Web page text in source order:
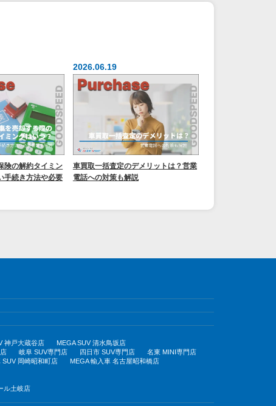
険の解約タイミン
手続き方法や必要
2026.06.19
車買取一括査定のデメリットは？営業
電話への対策も解説
神戸大蔵谷店
MEGA SUV 清水鳥坂店
岐阜 SUV専門店 四日市 SUV専門店
名東 MINI専門店
SUV 岡崎昭和町店
MEGA 輸入車 名古屋昭和橋店
ル土岐店